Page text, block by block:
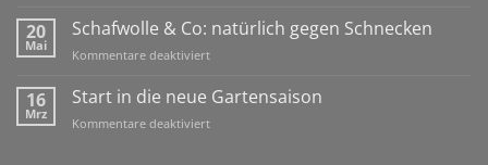
einem
immer
dran!
20
Mai
Schafwolle & Co: natürlich gegen Schnecken
Kommentare deaktiviertfür
&
natürlich
16
Mrz
Start in die neue Gartensaison
Kommentare deaktiviertfür